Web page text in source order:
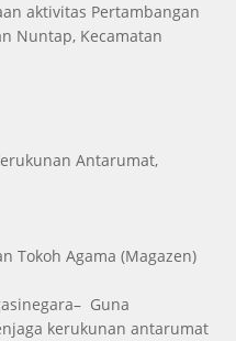
aktivitas Pertambangan
Nuntap, Kecamatan
Antarumat,
Tokoh Agama (Magazen)
Guna
kerukunan antarumat